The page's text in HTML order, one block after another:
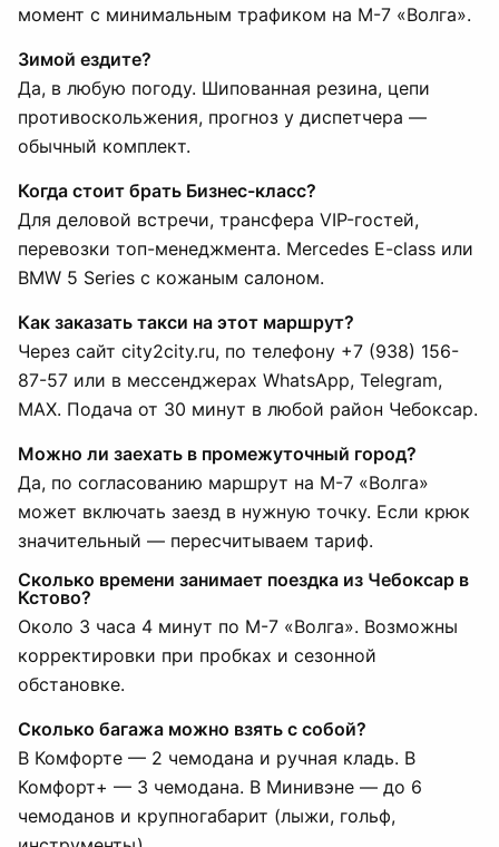
момент с минимальным трафиком на М-7 «Волга».
Зимой ездите?
Да, в любую погоду. Шипованная резина, цепи
противоскольжения, прогноз у диспетчера —
обычный комплект.
Когда стоит брать Бизнес-класс?
Для деловой встречи, трансфера VIP-гостей,
перевозки топ-менеджмента. Mercedes E-class или
BMW 5 Series с кожаным салоном.
Как заказать такси на этот маршрут?
Через сайт city2city.ru, по телефону +7 (938) 156-
87-57 или в мессенджерах WhatsApp, Telegram,
MAX. Подача от 30 минут в любой район Чебоксар.
Можно ли заехать в промежуточный город?
Да, по согласованию маршрут на М-7 «Волга»
может включать заезд в нужную точку. Если крюк
значительный — пересчитываем тариф.
Сколько времени занимает поездка из Чебоксар в
Кстово?
Около 3 часа 4 минут по М-7 «Волга». Возможны
корректировки при пробках и сезонной
обстановке.
Сколько багажа можно взять с собой?
В Комфорте — 2 чемодана и ручная кладь. В
Комфорт+ — 3 чемодана. В Минивэне — до 6
чемоданов и крупногабарит (лыжи, гольф,